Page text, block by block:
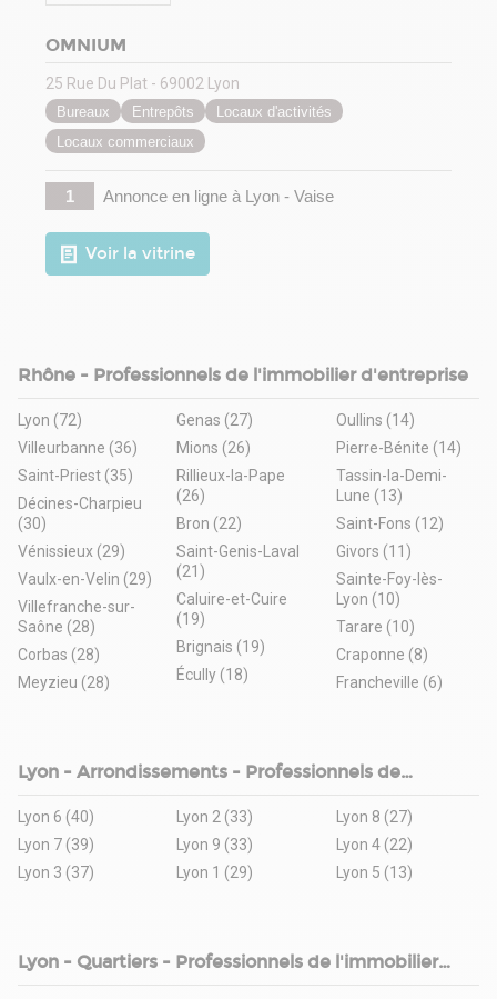
OMNIUM
25 Rue Du Plat - 69002 Lyon
Bureaux Entrepôts
Locaux d'activités
Locaux commerciaux
1 Annonce en ligneà Lyon - Vaise
Voir la vitrine
Rhône - Professionnels de l'immobilier d'entreprise
Lyon (72)
Villeurbanne (36)
Saint-Priest (35)
Décines-Charpieu
(30)
Vénissieux (29)
Vaulx-en-Velin (29)
Villefranche-sur-
Saône (28)
Corbas (28)
Meyzieu (28)
Genas (27)
Mions (26)
Rillieux-la-Pape
(26)
Bron (22)
Saint-Genis-Laval
(21)
Caluire-et-Cuire
(19)
Brignais (19)
Écully (18)
Oullins (14)
Pierre-Bénite (14)
Tassin-la-Demi-
Lune (13)
Saint-Fons (12)
Givors (11)
Sainte-Foy-lès-
Lyon (10)
Tarare (10)
Craponne (8)
Francheville (6)
Lyon - Arrondissements - Professionnels de
l'immobilier d'entreprise
Lyon 6 (40)
Lyon 7 (39)
Lyon 3 (37)
Lyon 2 (33)
Lyon 9 (33)
Lyon 1 (29)
Lyon 8 (27)
Lyon 4 (22)
Lyon 5 (13)
Lyon - Quartiers - Professionnels de l'immobilier